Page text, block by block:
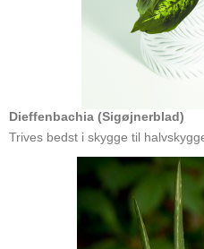
Dieffenbachia (Sigøjnerblad)
Trives bedst i skygge til